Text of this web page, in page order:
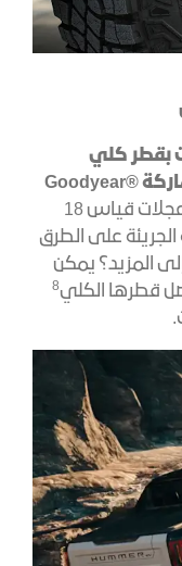
بقطر كلي
35 إنش مصممة خصيصاً ماركة Goodyear®
مثبتة على عجلات قياس 18
على الطرق
المزيد؟ يمكن
8